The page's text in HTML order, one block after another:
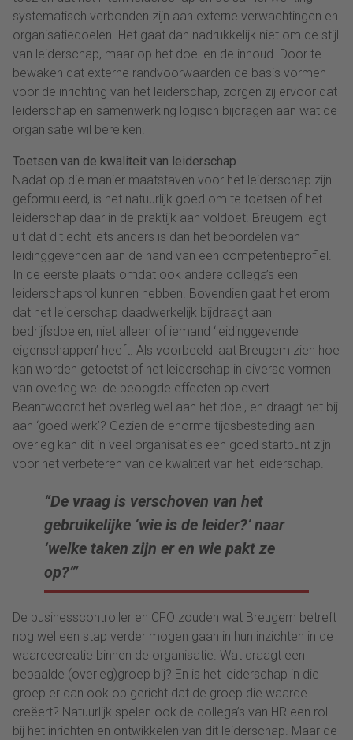
systematisch verbonden zijn aan externe verwachtingen en
organisatiedoelen. Het gaat dan nadrukkelijk niet om de stijl
van leiderschap, maar op het doel en de inhoud. Door te
bewaken dat externe randvoorwaarden de basis vormen
voor de inrichting van het leiderschap, zorgen zij ervoor dat
leiderschap en samenwerking logisch bijdragen aan wat de
organisatie wil bereiken.
Toetsen van de kwaliteit van leiderschap
Nadat op die manier maatstaven voor het leiderschap zijn
geformuleerd, is het natuurlijk goed om te toetsen of het
leiderschap daar in de praktijk aan voldoet. Breugem legt
uit dat dit echt iets anders is dan het beoordelen van
leidinggevenden aan de hand van een competentieprofiel.
In de eerste plaats omdat ook andere collega’s een
leiderschapsrol kunnen hebben. Bovendien gaat het erom
dat het leiderschap daadwerkelijk bijdraagt aan
bedrijfsdoelen, niet alleen of iemand ‘leidinggevende
eigenschappen’ heeft. Als voorbeeld laat Breugem zien hoe
kan worden getoetst of het leiderschap in diverse vormen
van overleg wel de beoogde effecten oplevert.
Beantwoordt het overleg wel aan het doel, en draagt het bij
aan ‘goed werk’? Gezien de enorme tijdsbesteding aan
overleg kan dit in veel organisaties een goed startpunt zijn
voor het verbeteren van de kwaliteit van het leiderschap.
“De vraag is verschoven van het
gebruikelijke ‘wie is de leider?’ naar
‘welke taken zijn er en wie pakt ze
op?’”
De businesscontroller en CFO zouden wat Breugem betreft
nog wel een stap verder mogen gaan in hun inzichten in de
waardecreatie binnen de organisatie. Wat draagt een
bepaalde (overleg)groep bij? En is het leiderschap in die
groep er dan ook op gericht dat de groep die waarde
creëert? Natuurlijk spelen ook de collega’s van HR een rol
bij het inrichten en ontwikkelen van dit leiderschap. Maar de